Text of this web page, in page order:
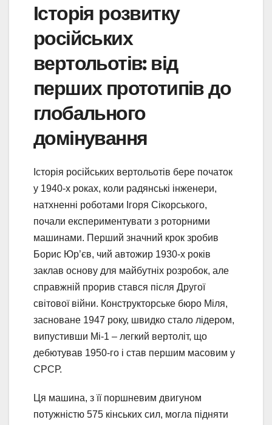
Історія розвитку
російських
вертольотів: від
перших прототипів до
глобального
домінування
Історія російських вертольотів бере початок
у 1940-х роках, коли радянські інженери,
натхненні роботами Ігоря Сікорського,
почали експериментувати з роторними
машинами. Перший значний крок зробив
Борис Юр’єв, чий автожир 1930-х років
заклав основу для майбутніх розробок, але
справжній прорив стався після Другої
світової війни. Конструкторське бюро Міля,
засноване 1947 року, швидко стало лідером,
випустивши Мі-1 – легкий вертоліт, що
дебютував 1950-го і став першим масовим у
СРСР.
Ця машина, з її поршневим двигуном
потужністю 575 кінських сил, могла підняти